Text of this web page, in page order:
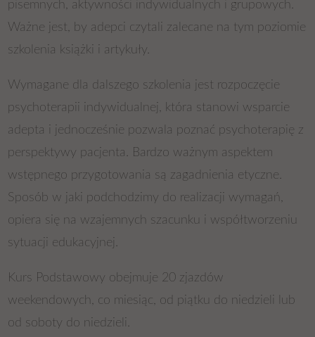
pisemnych, aktywności indywidualnych i grupowych.
Ważne jest, by adepci czytali zalecane na tym poziomie
szkolenia książki i artykuły.
Wymagane dla dalszego szkolenia jest rozpoczęcie
psychoterapii indywidualnej, która stanowi wsparcie
adepta i jednocześnie pozwala poznać psychoterapię z
perspektywy pacjenta. Bardzo ważnym aspektem
wstępnego przygotowania są zagadnienia etyczne.
Sposób w jaki podchodzimy do realizacji wymagań,
opiera się na wzajemnych szacunku i współtworzeniu
sytuacji edukacyjnej.
Kurs Podstawowy obejmuje 20 zjazdów
weekendowych, co miesiąc, od piątku do niedzieli lub
od soboty do niedzieli.